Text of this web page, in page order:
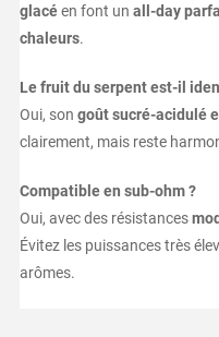
glacéen font un all-day
chaleurs.
Le fruit du serpent est-il
Oui, son goût sucré-acidulé
clairement, mais reste
Compatible en sub-ohm ?
Oui, avec des résistances
Évitez les puissances très
arômes.